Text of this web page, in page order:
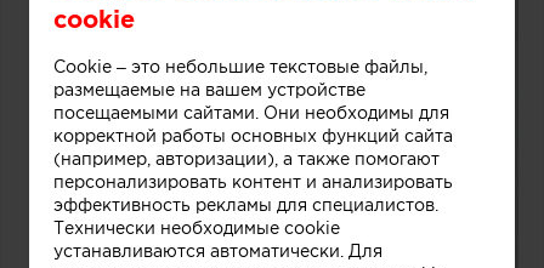
cookie
Cookie – это небольшие текстовые файлы,
размещаемые на вашем устройстве
посещаемыми сайтами. Они необходимы для
корректной работы основных функций сайта
(например, авторизации), а также помогают
персонализировать контент и анализировать
эффективность рекламы для специалистов.
Технически необходимые cookie
устанавливаются автоматически. Для